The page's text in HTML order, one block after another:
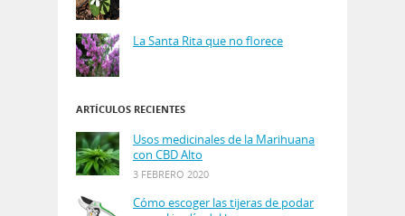
La Santa Rita que no florece
ARTÍCULOS RECIENTES
Usos medicinales de la Marihuana
con CBD Alto
3 FEBRERO 2020
Cómo escoger las tijeras de podar